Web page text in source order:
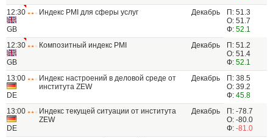
12:30
GB
Индекс PMI для сферы услуг Декабрь
П: 51.3
О: 51.7
Ф: 52.1
12:30
GB
Композитный индекс PMI Декабрь
П: 51.2
О: 51.4
Ф: 52.1
13:00
DE
Индекс настроений в деловой среде от
института ZEW
Декабрь
П: 38.5
О: 39.2
Ф: 45.8
13:00
DE
Индекс текущей ситуации от института
ZEW
Декабрь
П: -78.7
О: -80.0
Ф: -81.0